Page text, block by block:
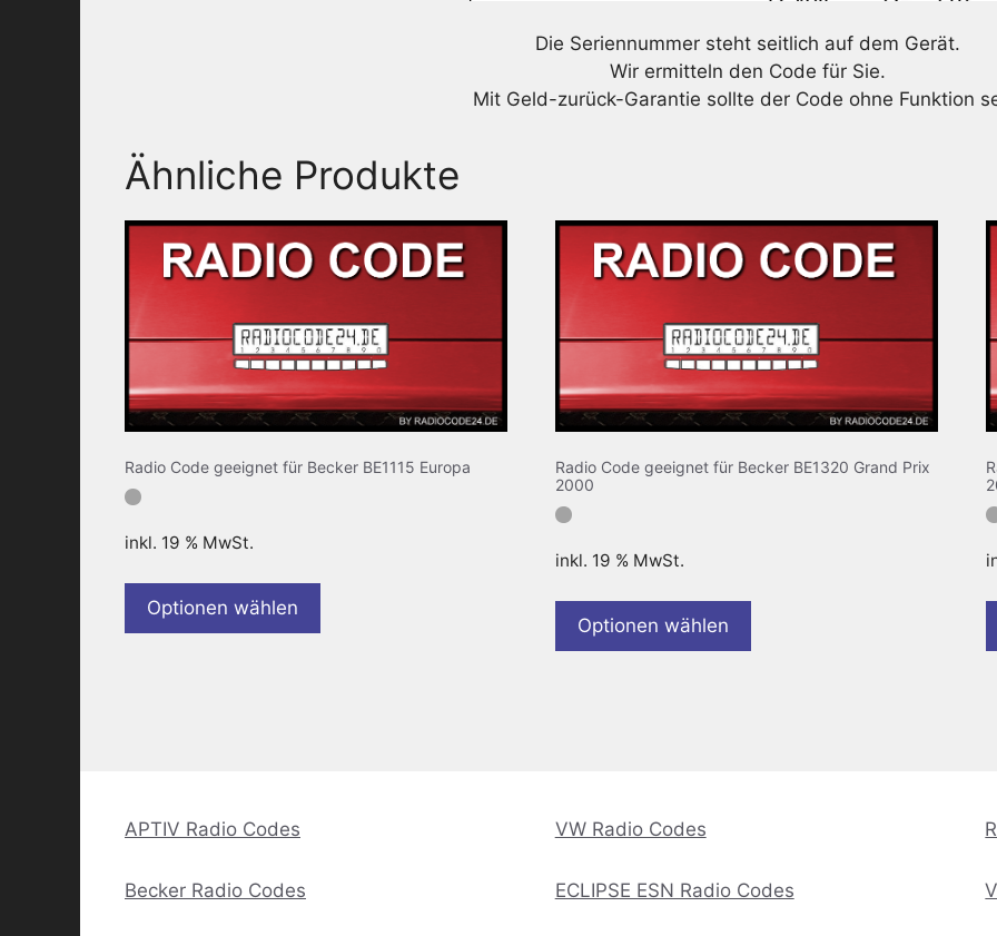
Die Seriennummer steht seitlich auf dem Gerät.
Wir ermitteln den Code für Sie.
Mit Geld-zurück-Garantie sollte der Code ohne Funktion
Ähnliche Produkte
Radio Code geeignet für Becker BE1115 Europa
inkl. 19 % MwSt.
Optionen wählen
Radio Code geeignet für Becker BE1320 Grand Prix
2000
inkl. 19 % MwSt.
Optionen wählen
APTIV Radio Codes
Becker Radio Codes
VW Radio Codes
ECLIPSE ESN Radio Codes